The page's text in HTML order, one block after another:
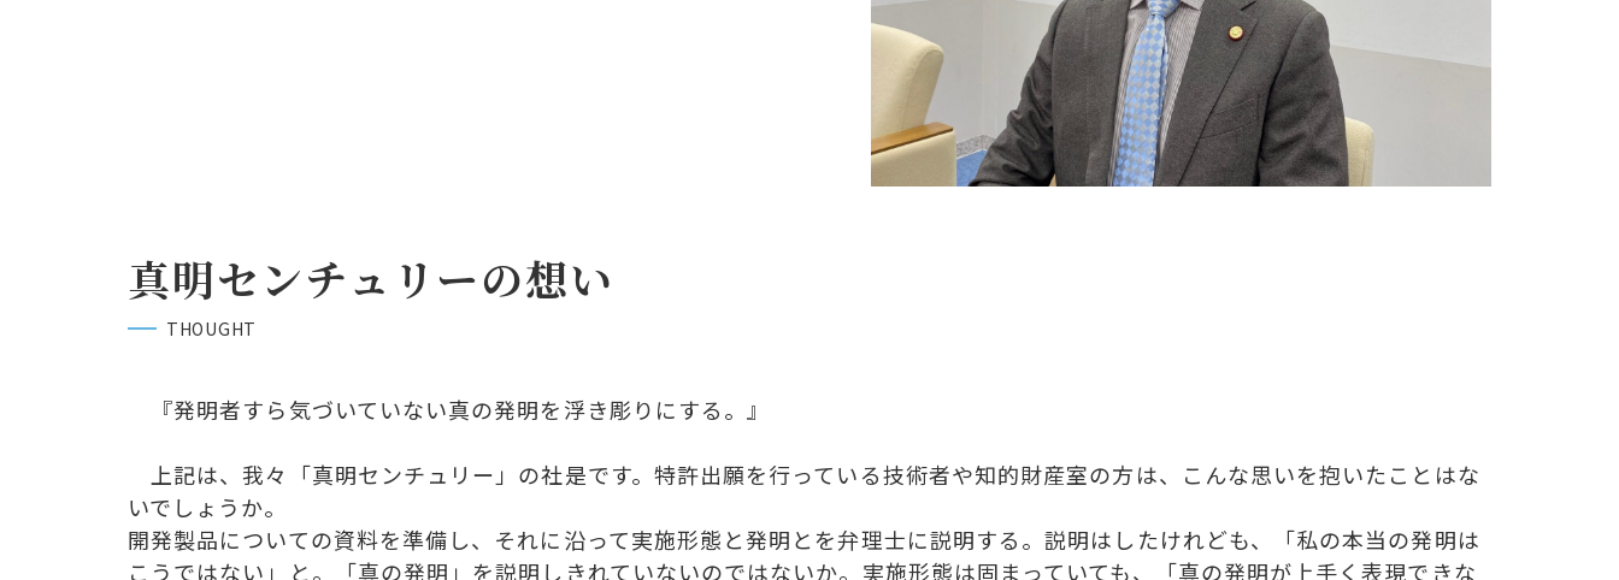
真明センチュリーの想い
THOUGHT
『発明者すら気づいていない真の発明を浮き彫りにする。』
上記は、我々「真明センチュリー」の社是です。特許出願を行っている技術者や知的財産室の方は、こんな思いを抱いたことはな
いでしょうか。
開発製品についての資料を準備し、それに沿って実施形態と発明とを弁理士に説明する。説明はしたけれども、「私の本当の発明は
こうではない」と。「真の発明」を説明しきれていないのではないか。実施形態は固まっていても、「真の発明が上手く表現できな